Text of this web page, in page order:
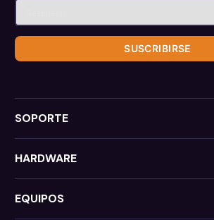
SUSCRIBIRSE
SOPORTE
HARDWARE
EQUIPOS